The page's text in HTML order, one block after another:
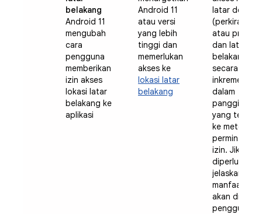
belakang
Android 11
mengubah
cara
pengguna
memberikan
izin akses
lokasi latar
belakang ke
aplikasi
Android 11
atau versi
yang lebih
tinggi dan
memerlukan
akses ke
lokasi latar
belakang
latar depan
(perkiraan
atau presisi)
dan latar
belakang
secara
inkremental
dalam
panggilan
yang
ke metode
permintaan
izin. Jika
diperlukan,
jelaskan
manfaat
akan
pengguna